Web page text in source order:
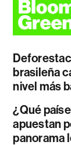
brasileña
nivel más
¿Qué
apuestan
panorama